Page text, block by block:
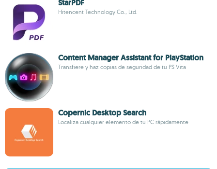
StarPDF
Hitencent Technology Co., Ltd.
Content Manager Assistant for PlayStation
Transfiere y haz copias de seguridad de tu PS Vita
Copernic Desktop Search
Localiza cualquier elemento de tu PC rápidamente